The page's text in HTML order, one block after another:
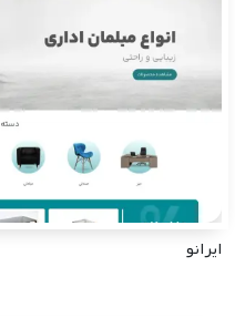
ایرانو